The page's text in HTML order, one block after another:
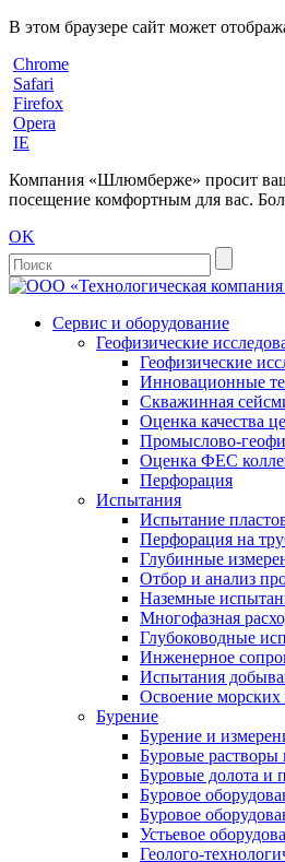
В этом браузере сайт может
Chrome
Safari
Firefox
Opera
IE
Компания «Шлюмберже» просит
посещение комфортным для вас.
OK
Сервис и оборудование
Геофизические
Геофизические
Инновационные
Скважинная
Оценка качества
Промыслово-
Оценка ФЕС
Перфорация
Испытания
Испытание
Перфорация на
Глубинные
Отбор и анализ
Наземные
Многофазная
Глубоководные
Инженерное
Испытания
Освоение
Бурение
Бурение и
Буровые растворы
Буровые долота и
Буровое
Буровое
Устьевое
Геолого-